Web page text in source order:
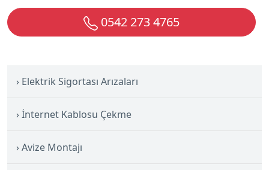
0542 273 4765
Elektrik Sigortası Arızaları
İnternet Kablosu Çekme
Avize Montajı